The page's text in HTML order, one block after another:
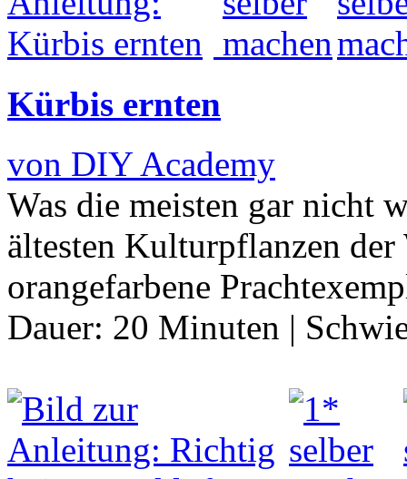
Kürbis ernten
von DIY Academy
Was die meisten gar nicht
ältesten Kulturpflanzen
orangefarbene
Dauer: 20 Minuten |